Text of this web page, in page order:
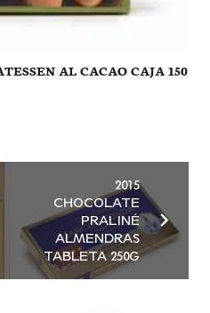
AL CACAO CAJA 150
2015
CHOCOLATE
PRALINÉ
ALMENDRAS
TABLETA 250G